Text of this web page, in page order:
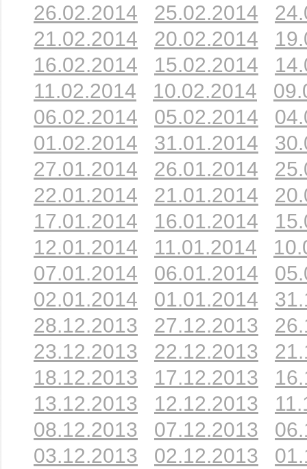
26.02.2014
25.02.2014
21.02.2014
20.02.2014
16.02.2014
15.02.2014
11.02.2014
10.02.2014
06.02.2014
05.02.2014
01.02.2014
31.01.2014
27.01.2014
26.01.2014
22.01.2014
21.01.2014
17.01.2014
16.01.2014
12.01.2014
11.01.2014
07.01.2014
06.01.2014
02.01.2014
01.01.2014
28.12.2013
27.12.2013
23.12.2013
22.12.2013
18.12.2013
17.12.2013
13.12.2013
12.12.2013
08.12.2013
07.12.2013
03.12.2013
02.12.2013